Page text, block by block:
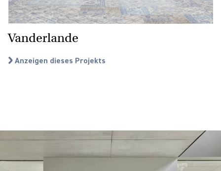
Vanderlande
Anzeigen dieses Projekts